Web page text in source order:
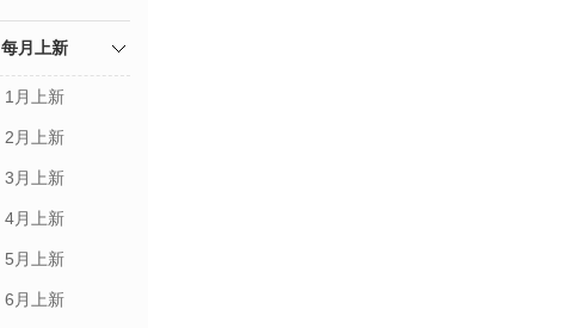
每月上新
1月上新
2月上新
3月上新
4月上新
5月上新
6月上新